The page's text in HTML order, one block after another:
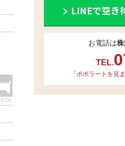
LINEで空き
お電話は
TEL.
「ポポラートを見